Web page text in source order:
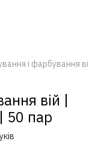
і фарбування вій
вій |
50 пар